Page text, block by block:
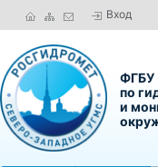
Вход
ФГБУ
по
и